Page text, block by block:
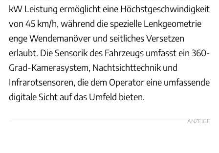
kW Leistung ermöglicht eine Höchstgeschwindigkeit
von 45 km/h, während die spezielle Lenkgeometrie
enge Wendemanöver und seitliches Versetzen
erlaubt. Die Sensorik des Fahrzeugs umfasst ein 360-
Grad-Kamerasystem, Nachtsichttechnik und
Infrarotsensoren, die dem Operator eine umfassende
digitale Sicht auf das Umfeld bieten.
ANZEIGE